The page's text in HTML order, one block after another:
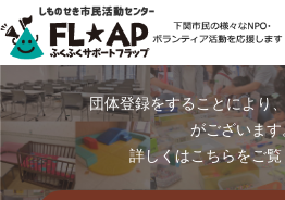
団体登録をすることにより
がございます
詳しくはこちらをご覧